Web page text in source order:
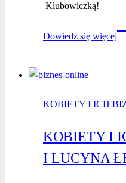
Klubowiczką!
Dowiedz się więcej
KOBIETY I ICH
KOBIETY I
I LUCYNA